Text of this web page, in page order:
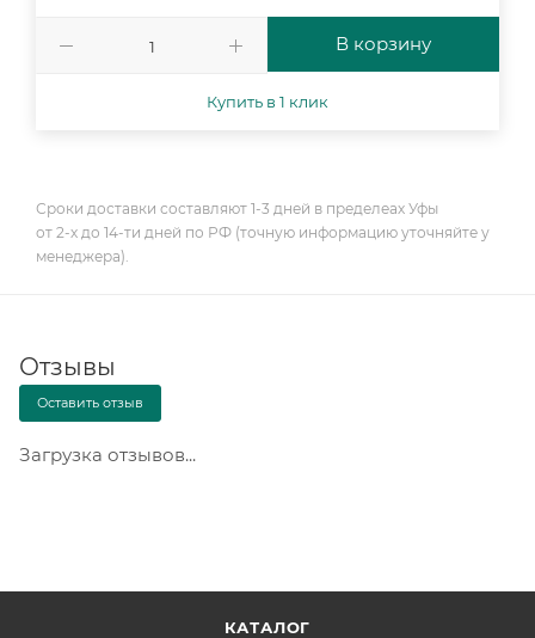
В корзину
Купить в 1 клик
Сроки доставки составляют 1-3 дней в пределеах Уфы
от 2-х до 14-ти дней по РФ (точную информацию уточняйте у
менеджера).
Отзывы
Оставить отзыв
Загрузка отзывов...
КАТАЛОГ